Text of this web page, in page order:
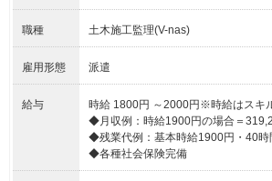
職種 土木施工監理(V-nas)
雇用形態 派遣
給与
時給 1800円 ～2000円※時給はスキ
◆月収例：時給1900円の場合＝
◆残業代例：基本時給1900円・40時
◆各種社会保険完備